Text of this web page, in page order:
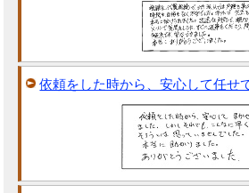
依頼をした時から、安心して任せ